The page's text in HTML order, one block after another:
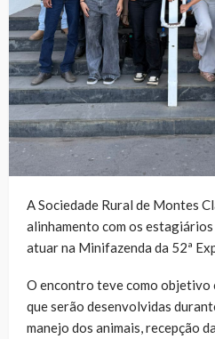
A Sociedade Rural de Montes
alinhamento com os
atuar na Minifazenda da 52ª
O encontro teve como objetivo
que serão desenvolvidas
manejo dos animais, recepção